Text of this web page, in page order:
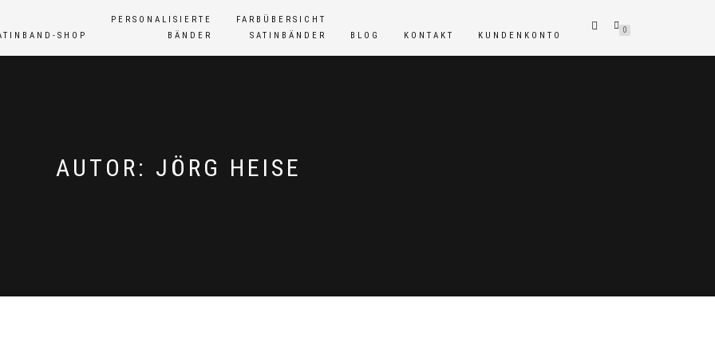
SHOP
PERSONALISIERTE
BÄNDER
FARBÜBERSICHT
SATINBÄNDER
BLOG KONTAKT KUNDENKONTO
0
AUTOR: JÖRG HEISE